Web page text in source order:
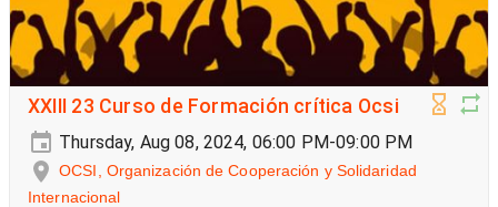
XXIII 23 Curso de Formación crítica Ocsi
Thursday, Aug 08, 2024, 06:00 PM-09:00 PM
OCSI, Organización de Cooperación y Solidaridad
Internacional